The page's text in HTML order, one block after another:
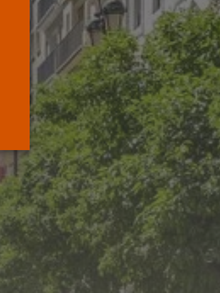
OPINIÓN
Interinos: Europa
mueve pieza, los
jueces...
POR RAMÓN J. 06/08/2026
OPINIÓN
Interinos: el error del
Supremo que...
POR RAMÓN J. 05/08/2026